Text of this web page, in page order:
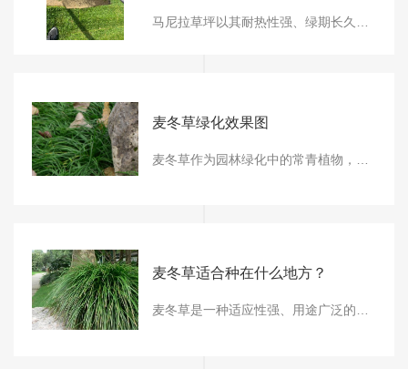
马尼拉草坪以其耐热性强、绿期长久的特点，成为园林绿化的热门选择。选择合适的种植时间，是..草坪成活率和后期长势的关键。本文将为您详细解析南北方不同的..种植时间，帮助您掌握马尼拉草坪的种植时机。一、南北方种植时间对比马尼拉草坪的种植时间需要根据地区气候差异进行调整。总体来说，北方地区主要集中在春季和夏初，而南方地区的时
麦冬草绿化效果图
麦冬草适合种在什么地方？